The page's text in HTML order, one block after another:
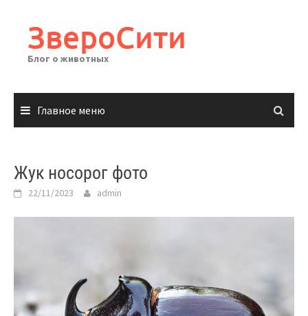
содержимому
ЗвероСити
Блог о животных
Главное меню
Жук носорог фото
22/11/2023 admin